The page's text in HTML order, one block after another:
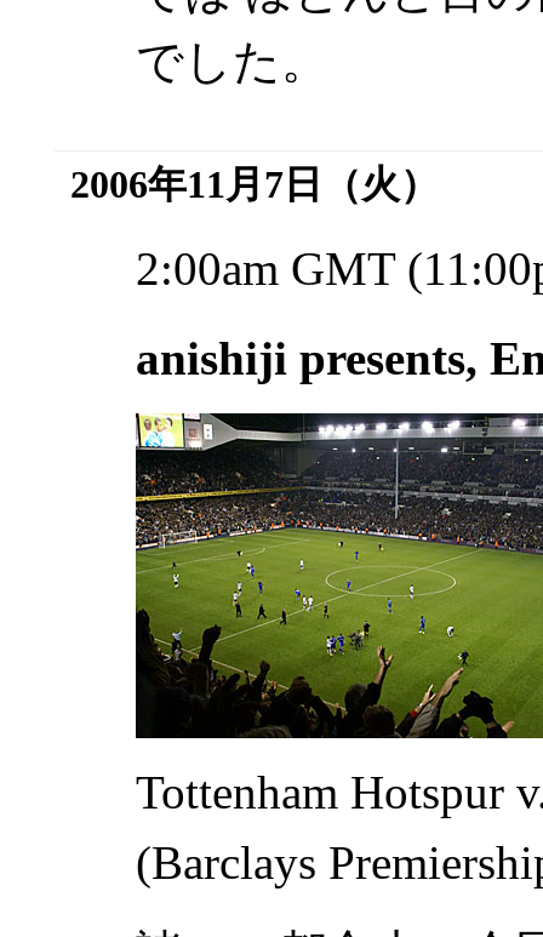
でした。
2006年11月7日（火）
2:00am GMT
anishiji presents,
Tottenham Hotspur
(Barclays